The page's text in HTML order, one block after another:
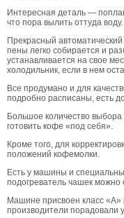
Интересная деталь —
что пора вылить оттуда воду.
Прекрасный
пены легко собирается и
устанавливается на свое
холодильник, если в нем
Все продумано и для
подробно расписаны, есть
Большое количество выбора
готовить кофе «под себя».
Кроме того, для
положений кофемолки.
Есть у машины и
подогреватель чашек можно
Машине присвоен класс
производители порадовали